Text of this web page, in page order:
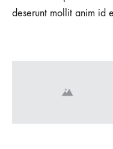
deserunt mollit anim id